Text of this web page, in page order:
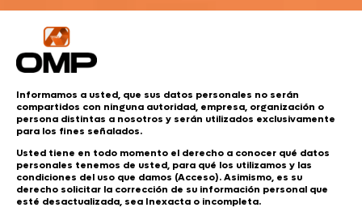
Informamos a usted, que sus datos personales no serán
compartidos con ninguna autoridad, empresa, organización o
persona distintas a nosotros y serán utilizados exclusivamente
para los fines señalados.
Usted tiene en todo momento el derecho a conocer qué datos
personales tenemos de usted, para qué los utilizamos y las
condiciones del uso que damos (Acceso). Asimismo, es su
derecho solicitar la corrección de su información personal que
esté desactualizada, sea Inexacta o incompleta.